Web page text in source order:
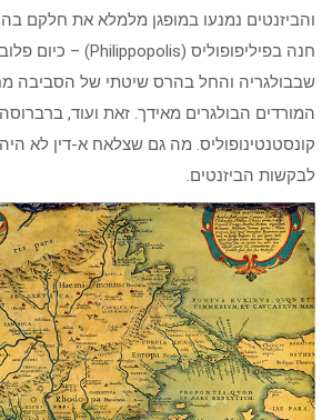
והביזנטים נמנעו במופגן מלמלא את חלקם
שבבולגריה והחל בהרס שיטתי של הסביבה
המורדים הבולגרים מאידך. זאת ועוד,
קונסטנטינופוליס. מה גם שצלאח א-דין לא
לבקשות הביזנטים.